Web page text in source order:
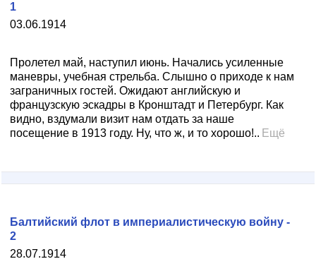
03.06.1914
1
Пролетел май, наступил июнь. Начались усиленные
маневры, учебная стрельба. Слышно о приходе к нам
заграничных гостей. Ожидают английскую и
французскую эскадры в Кронштадт и Петербург. Как
видно, вздумали визит нам отдать за наше
посещение в 1913 году. Ну, что ж, и то хорошо!.. Ещё
28.07.1914
Балтийский флот в империалистическую войну -
2